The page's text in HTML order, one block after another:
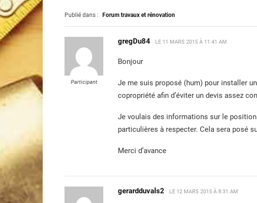
Publié dans : Forum travaux et rénovation
Participant
gregDu84 LE 11 MARS 2015 À 11:41 AM
Bonjour
Je me suis proposé (hum) pour installer
copropriété afin d’éviter un devis assez
Je voulais des informations sur le
particulières à respecter. Cela sera posé
Merci d’avance
gerardduvals2 LE 12 MARS 2015 À 8:31 AM